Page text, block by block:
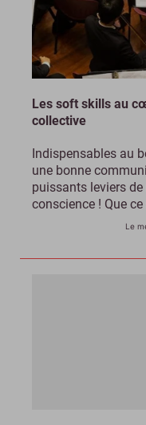
Les soft skills au
collective
Indispensables au
une bonne
puissants leviers
conscience ! Que
Le